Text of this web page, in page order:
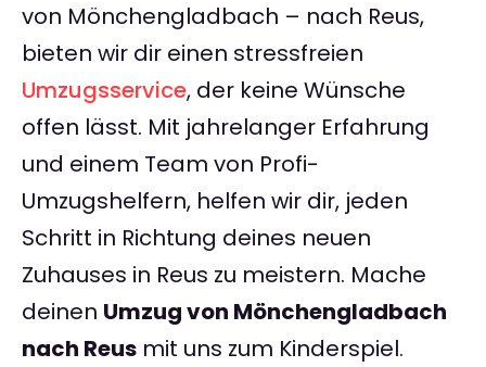
von Mönchengladbach – nach Reus,
bieten wir dir einen stressfreien
Umzugsservice, der keine Wünsche
offen lässt. Mit jahrelanger Erfahrung
und einem Team von Profi-
Umzugshelfern, helfen wir dir, jeden
Schritt in Richtung deines neuen
Zuhauses in Reus zu meistern. Mache
deinen Umzug von Mönchengladbach
nach Reus mit uns zum Kinderspiel.